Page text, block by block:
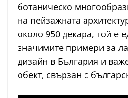
ботаническо
на пейзажната
около 950 декара, той е
значимите примери за
дизайн в България и
обект, свързан с